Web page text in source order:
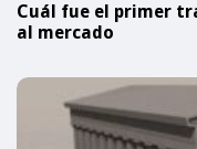
Cuál fue el primer
al mercado